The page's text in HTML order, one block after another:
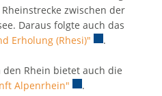
zwischen der
Daraus folgte auch das
Erholung (Rhesi)" Externer Link
.
Rhein bietet auch die
Alpenrhein" Externer Link wird
.